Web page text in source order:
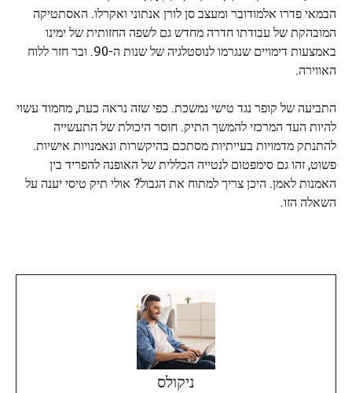
הבמאי פדרו אלמודובר ומעצב סן לורן אנתוני ואקרלו. האסתטיקה
המובהקת של עבודתו חדרה מחדש גם לשפה החזותית של ימינו
באמצעות דימויים שנגרמו לנוסטלגיה של שנות ה-90. ובר חזר ללוח
האווירה.
התביעה של קופר נגד טישי נמשכת. כפי שזה נראה כעת, מחמוד עשוי
להיות העד המרכזי להמשך התיק. חוסר היכולת של התעשייה
להתנתק מדמויות בעייתיות מסתכם בהיקשרות ונאמנויות אישיות.
פשוט, זהו גם סימפטום לנטייה הכללית של האופנה להפריד בין
האמנות לאמן. היכן צריך למתוח את הגבול? אולי תיק טיסי יענה על
השאלה הזו.
ניקולס